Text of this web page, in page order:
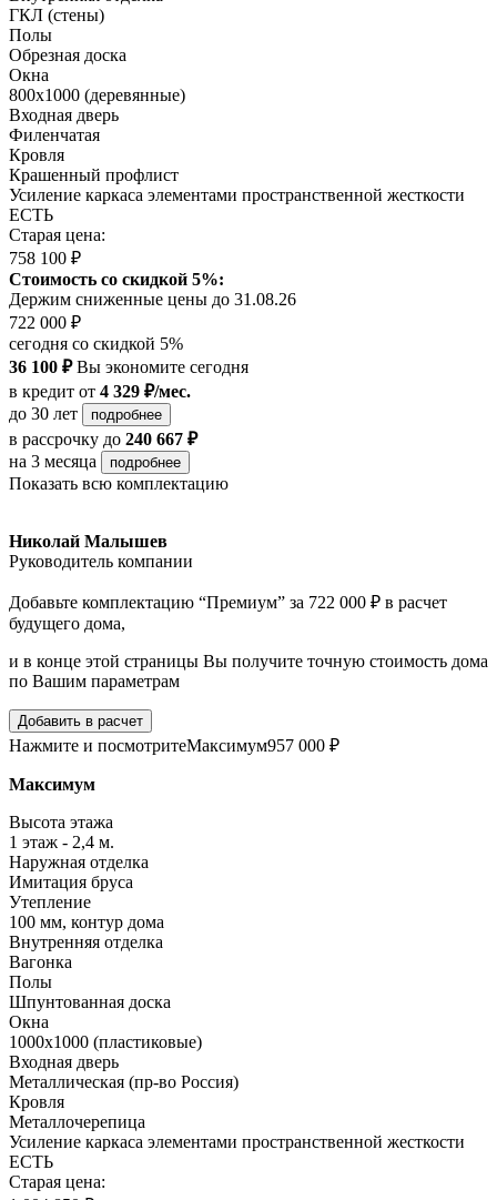
ГКЛ (стены)
Полы
Обрезная доска
Окна
800х1000 (деревянные)
Входная дверь
Филенчатая
Кровля
Крашенный профлист
Усиление каркаса элементами пространственной жесткости
ЕСТЬ
Старая цена:
758 100 ₽
Стоимость со скидкой 5%:
Держим сниженные цены до 31.08.26
722 000 ₽
сегодня со скидкой 5%
36 100 ₽Вы экономите сегодня
в кредит от 4 329 ₽/мес.
до 30 лет
подробнее
в рассрочку до 240 667 ₽
на 3 месяца
подробнее
Показать всю комплектацию
Николай Малышев
Руководитель компании
Добавьте комплектацию “Премиум” за 722 000 ₽ в расчет
будущего дома,
и в конце этой страницы Вы получите точную стоимость дома
по Вашим параметрам
Добавить в расчет
Нажмите и посмотритеМаксимум957 000 ₽
Максимум
Высота этажа
1 этаж - 2,4 м.
Наружная отделка
Имитация бруса
Утепление
100 мм, контур дома
Внутренняя отделка
Вагонка
Полы
Шпунтованная доска
Окна
1000х1000 (пластиковые)
Входная дверь
Металлическая (пр-во Россия)
Кровля
Металлочерепица
Усиление каркаса элементами пространственной жесткости
ЕСТЬ
Старая цена: